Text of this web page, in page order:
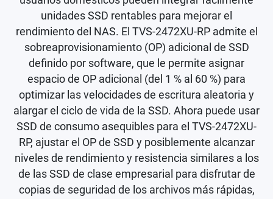
unidades SSD rentables para mejorar el
rendimiento del NAS. El TVS-2472XU-RP admite el
sobreaprovisionamiento (OP) adicional de SSD
definido por software, que le permite asignar
espacio de OP adicional (del 1 % al 60 %) para
optimizar las velocidades de escritura aleatoria y
alargar el ciclo de vida de la SSD. Ahora puede usar
SSD de consumo asequibles para el TVS-2472XU-
RP, ajustar el OP de SSD y posiblemente alcanzar
niveles de rendimiento y resistencia similares a los
de las SSD de clase empresarial para disfrutar de
copias de seguridad de los archivos más rápidas,